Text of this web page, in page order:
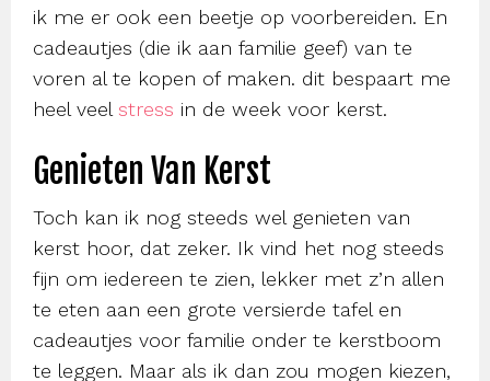
ik me er ook een beetje op voorbereiden. En
cadeautjes (die ik aan familie geef) van te
voren al te kopen of maken. dit bespaart me
heel veel stress in de week voor kerst.
Genieten Van Kerst
Toch kan ik nog steeds wel genieten van
kerst hoor, dat zeker. Ik vind het nog steeds
fijn om iedereen te zien, lekker met z’n allen
te eten aan een grote versierde tafel en
cadeautjes voor familie onder te kerstboom
te leggen. Maar als ik dan zou mogen kiezen,